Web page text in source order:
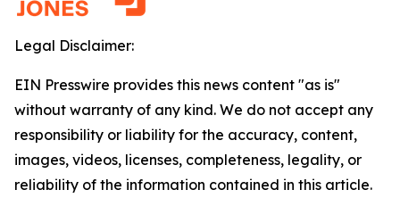
Legal Disclaimer:
EIN Presswire provides this news content "as is"
without warranty of any kind. We do not accept any
responsibility or liability for the accuracy, content,
images, videos, licenses, completeness, legality, or
reliability of the information contained in this article.